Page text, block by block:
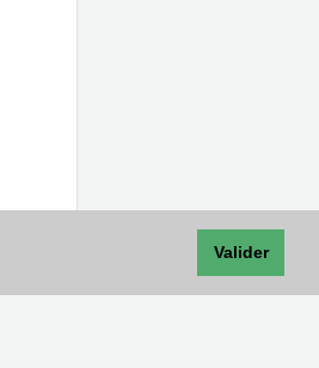
Valider